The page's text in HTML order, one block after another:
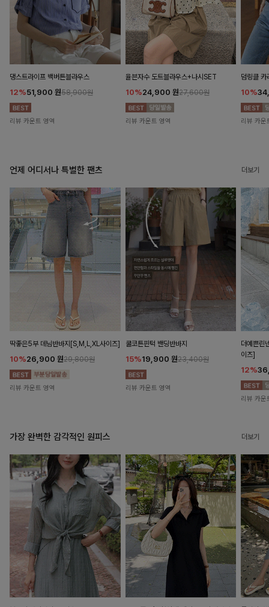
댕스트라이프 백버튼블라우스
12%51,900 원58,900원
리뷰 카운트 영역
율븐자수 도트블라우스+나시SET
10%24,900 원27,600원
리뷰 카운트 영역
덤링클 카
10%
리뷰 카운
언제 어디서나 특별한 팬츠 더보기
딱좋은5부 데님반바지[S,M,L,XL사이즈]
10%26,900 원29,800원
리뷰 카운트 영역
쿨코튼핀턱 밴딩반바지
15%19,900 원23,400원
리뷰 카운트 영역
더예쁜린
이즈]
12%
리뷰 카운
가장 완벽한 감각적인 원피스 더보기